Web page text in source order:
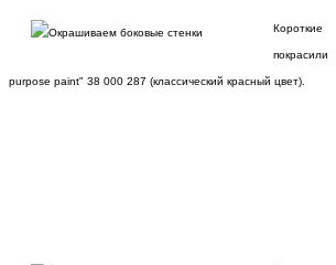
purpose paint" 38 000 287 (классический красный цвет).